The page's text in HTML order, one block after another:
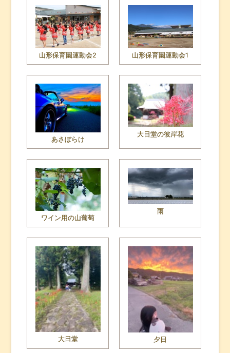
山形保育園運動会2 山形保育園運動会1
あさぼらけ
大日堂の彼岸花
ワイン用の山葡萄
雨
大日堂 夕日